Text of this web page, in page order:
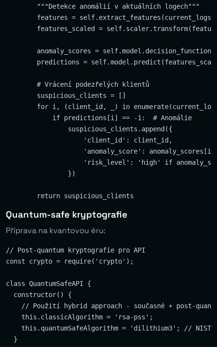
        """Detekce anomálií v aktuálních logech"""
        features = self.extract_features(current_logs)
features_scaled =
anomaly_scores =
predictions =
        # Vrácení podezřelých klientů
        suspicious_clients = []
for i, (client_id, _) in
            if predictions[i] == -1:  # Anomálie
                suspicious_clients.append({
                    'client_id': client_id,
'anomaly_score':
'risk_level': 'high' if
                })
Quantum-safe kryptografie
Příprava na kvantovou éru:
// Post-quantum kryptografie pro API
const crypto = require('crypto');
class QuantumSafeAPI {
  constructor() {
// Použití hybrid approach - současné + post-
    this.classicAlgorithm = 'rsa-pss';
this.quantumSafeAlgorithm = 'dilithium3'; // NIST
  }